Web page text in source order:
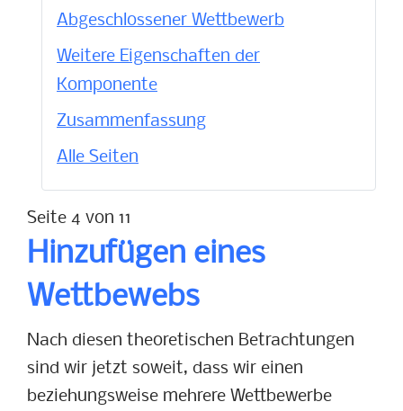
Abgeschlossener Wettbewerb
Weitere Eigenschaften der
Komponente
Zusammenfassung
Alle Seiten
Seite 4 von 11
Hinzufügen eines
Wettbewebs
Nach diesen theoretischen Betrachtungen
sind wir jetzt soweit, dass wir einen
beziehungsweise mehrere Wettbewerbe